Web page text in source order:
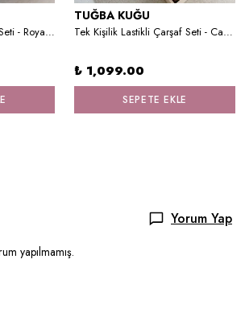
Organik Baskılı Yorgan Seti - Royal Series - Space Dream
TUĞBA KUĞU
Tek Kişilik Lastikli Çarşaf Seti - Cartoon Serisi - Paw Patrol Skye
₺ 1,099.00
SEPETE EKLE
Yorum Yap
yapılmamış.